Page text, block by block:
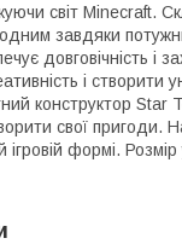
світ Minecraft.
завдяки
довговічність і
і створити
конструктор
свої пригоди.
ігровій формі.